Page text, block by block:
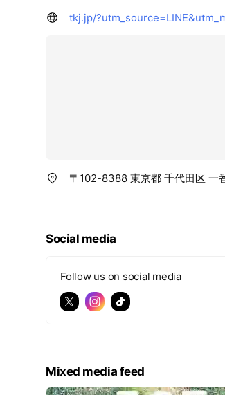
〒102-8388 東京都 千代田区 一
Social media
Follow us on social media
Mixed media feed